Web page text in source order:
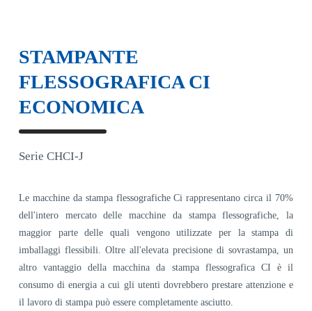
STAMPANTE
FLESSOGRAFICA CI
ECONOMICA
Serie CHCI-J
Le macchine da stampa flessografiche Ci rappresentano circa il 70%
dell'intero mercato delle macchine da stampa flessografiche, la
maggior parte delle quali vengono utilizzate per la stampa di
imballaggi flessibili. Oltre all'elevata precisione di sovrastampa, un
altro vantaggio della macchina da stampa flessografica CI è il
consumo di energia a cui gli utenti dovrebbero prestare attenzione e
il lavoro di stampa può essere completamente asciutto.